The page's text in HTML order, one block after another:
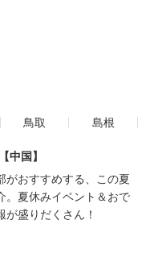
鳥取 島根
中国】
がおすすめする、この夏
。夏休みイベント＆おで
が盛りだくさん！